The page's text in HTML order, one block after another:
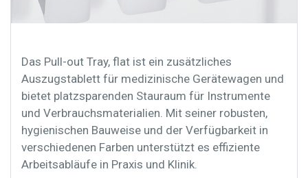
Das Pull-out Tray, flat ist ein zusätzliches
Auszugstablett für medizinische Gerätewagen und
bietet platzsparenden Stauraum für Instrumente
und Verbrauchsmaterialien. Mit seiner robusten,
hygienischen Bauweise und der Verfügbarkeit in
verschiedenen Farben unterstützt es effiziente
Arbeitsabläufe in Praxis und Klinik.